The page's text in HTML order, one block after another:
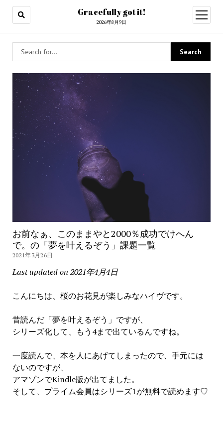
Gracefully got it!
2026年8月9日
open
menu
お前なぁ、このままやと2000％成功でけへん
で。の「夢を叶えるぞう」課題一覧
2021年3月26日
Last updated on 2021年4月4日
こんにちは、桜のお花見が楽しみなハイヴです。
昔読んだ「夢を叶えるぞう」ですが、
シリーズ化して、もう4まで出ているんですね。
一度読んで、本を人にあげてしまったので、手元には
ないのですが、
アマゾンでKindle版が出てました。
そして、プライム会員はシリーズ1が無料で読めます♡